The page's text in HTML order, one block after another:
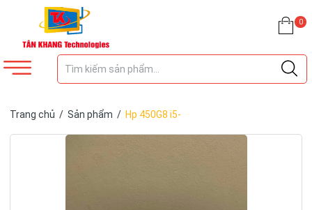
0
Trang chủ / Sản phẩm / Hp 450G8 i5-